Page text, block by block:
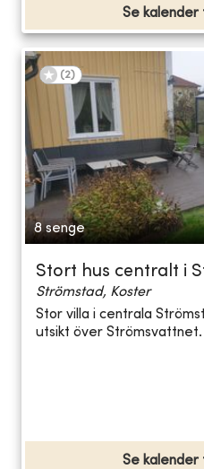
Se kalender
(2)
8 senge
Stort hus centralt i
Strömstad, Koster
Stor villa i centrala
utsikt över
Se kalender